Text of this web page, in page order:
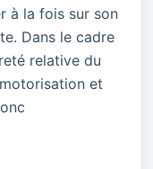
à la fois sur son
Dans le cadre
relative du
et